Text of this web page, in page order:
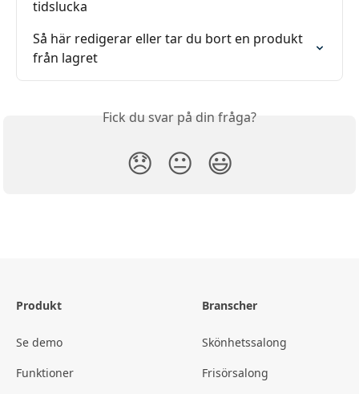
tidslucka
Så här redigerar eller tar du bort en produkt
från lagret
Fick du svar på din fråga?
😞 😐 😃
Produkt
Se demo
Funktioner
Branscher
Skönhetssalong
Frisörsalong